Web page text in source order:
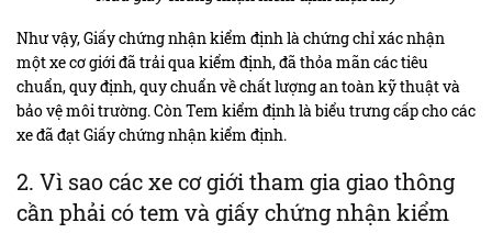
Như vậy, Giấy chứng nhận kiểm định là chứng chỉ xác nhận
một xe cơ giới đã trải qua kiểm định, đã thỏa mãn các tiêu
chuẩn, quy định, quy chuẩn về chất lượng an toàn kỹ thuật và
bảo vệ môi trường. Còn Tem kiểm định là biểu trưng cấp cho các
xe đã đạt Giấy chứng nhận kiểm định.
2. Vì sao các xe cơ giới tham gia giao thông
cần phải có tem và giấy chứng nhận kiểm